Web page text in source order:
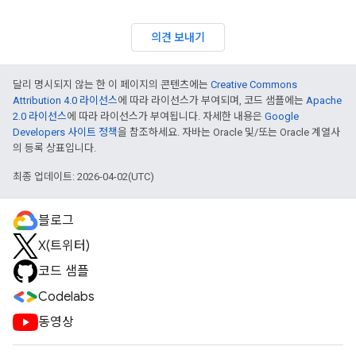
의견 보내기
달리 명시되지 않는 한 이 페이지의 콘텐츠에는 Creative Commons
Attribution 4.0 라이선스에 따라 라이선스가 부여되며, 코드 샘플에는 Apache
2.0 라이선스에 따라 라이선스가 부여됩니다. 자세한 내용은 Google
Developers 사이트 정책을 참조하세요. 자바는 Oracle 및/또는 Oracle 계열사
의 등록 상표입니다.
최종 업데이트: 2026-04-02(UTC)
블로그
X(트위터)
코드 샘플
Codelabs
동영상